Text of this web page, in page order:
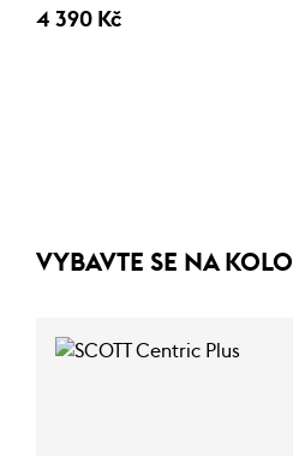
4 390 Kč
VYBAVTE SE NA KOLO